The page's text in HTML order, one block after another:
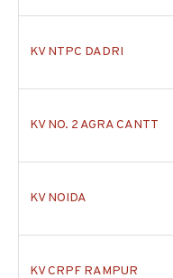
KV NTPC DADRI
KV NO. 2 AGRA CANTT
KV NOIDA
KV CRPF RAMPUR